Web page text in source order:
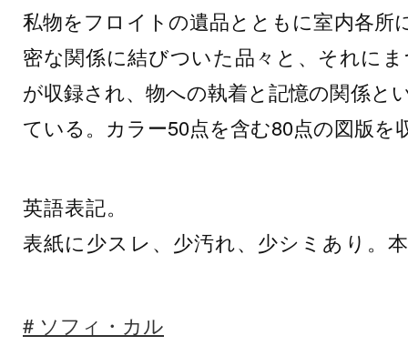
私物をフロイトの遺品とともに室内各所
密な関係に結びついた品々と、それに
が収録され、物への執着と記憶の関係と
ている。カラー50点を含む80点の図版を
英語表記。
表紙に少スレ、少汚れ、少シミあり。
ソフィ・カル